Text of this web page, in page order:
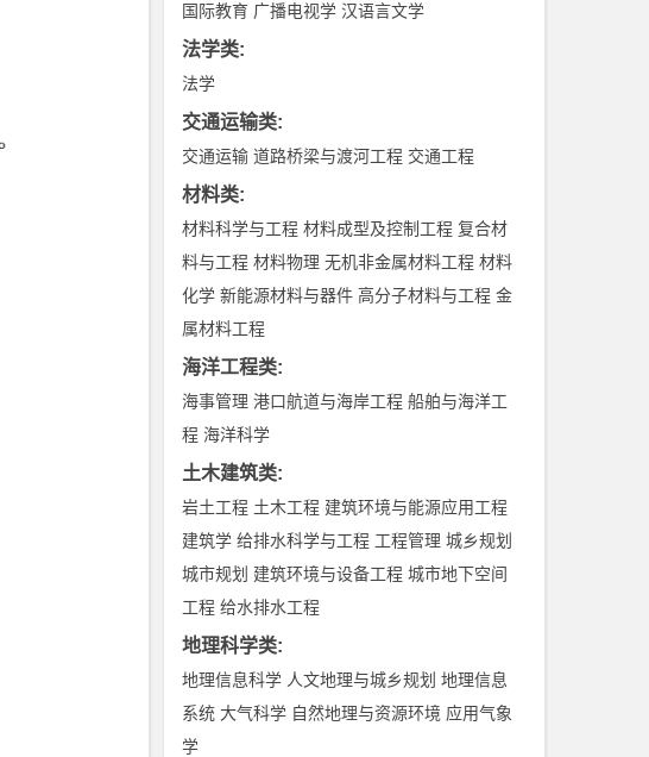
国际教育 广播电视学 汉语言文学
法学类:
法学
交通运输类:
交通运输 道路桥梁与渡河工程 交通工程
材料类:
材料科学与工程 材料成型及控制工程 复合材
料与工程 材料物理 无机非金属材料工程 材料
化学 新能源材料与器件 高分子材料与工程 金
属材料工程
海洋工程类:
海事管理 港口航道与海岸工程 船舶与海洋工
程 海洋科学
土木建筑类:
岩土工程 土木工程 建筑环境与能源应用工程
建筑学 给排水科学与工程 工程管理 城乡规划
城市规划 建筑环境与设备工程 城市地下空间
工程 给水排水工程
地理科学类:
地理信息科学 人文地理与城乡规划 地理信息
系统 大气科学 自然地理与资源环境 应用气象
学